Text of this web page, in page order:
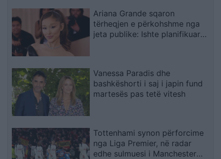
Ariana Grande sqaron
tërheqjen e përkohshme nga
jeta publike: Ishte planifikuar
Vanessa Paradis dhe
bashkëshorti i saj i japin fund
martesës pas tetë vitesh
Tottenhami synon përforcime
nga Liga Premier, në radar
edhe sulmuesi i Manchester